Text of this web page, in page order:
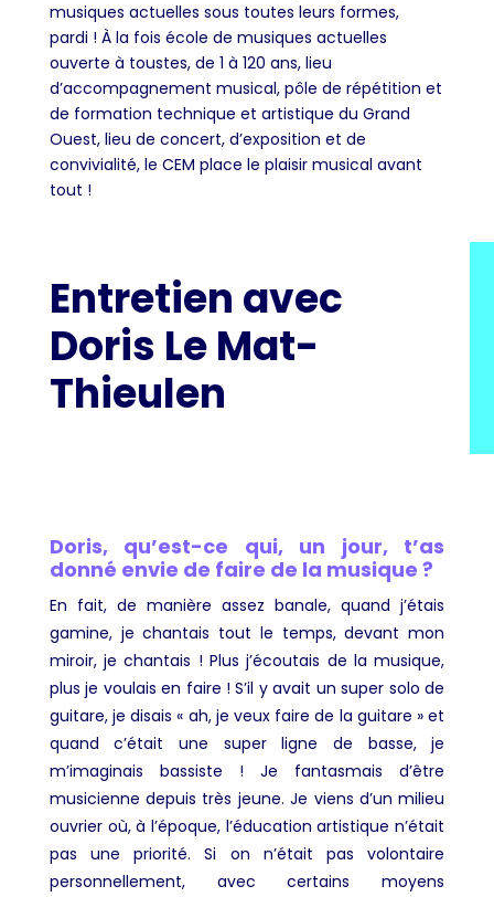
musiques actuelles sous toutes leurs formes,
pardi ! À la fois école de musiques actuelles
ouverte à toustes, de 1 à 120 ans, lieu
d’accompagnement musical, pôle de répétition et
de formation technique et artistique du Grand
Ouest, lieu de concert, d’exposition et de
convivialité, le CEM place le plaisir musical avant
tout !
Entretien avec
Doris Le Mat-
Thieulen
Doris, qu’est-ce qui, un jour, t’as
donné envie de faire de la musique ?
En fait, de manière assez banale, quand j’étais
gamine, je chantais tout le temps, devant mon
miroir, je chantais ! Plus j’écoutais de la musique,
plus je voulais en faire ! S’il y avait un super solo de
guitare, je disais « ah, je veux faire de la guitare » et
quand c’était une super ligne de basse, je
m’imaginais bassiste ! Je fantasmais d’être
musicienne depuis très jeune. Je viens d’un milieu
ouvrier où, à l’époque, l’éducation artistique n’était
pas une priorité. Si on n’était pas volontaire
personnellement, avec certains moyens